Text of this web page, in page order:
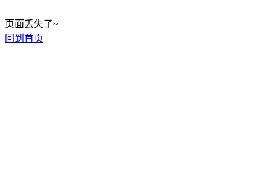
页面丢失了~
回到首页